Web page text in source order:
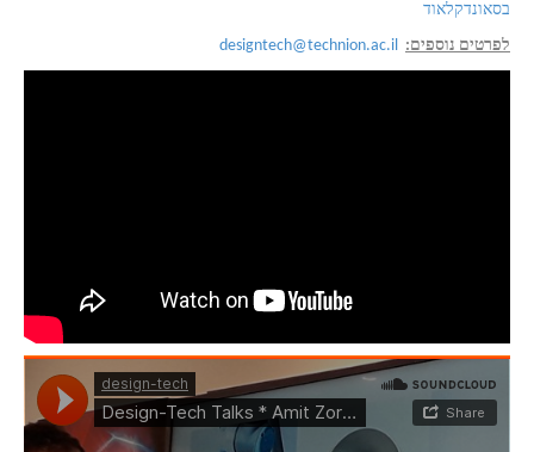
בסאונדקלאוד
לפרטים נוספים: designtech@technion.ac.il